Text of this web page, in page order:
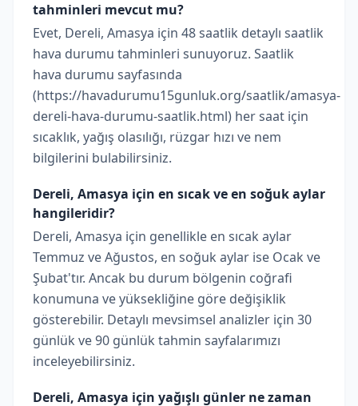
tahminleri mevcut mu?
Evet, Dereli, Amasya için 48 saatlik detaylı saatlik
hava durumu tahminleri sunuyoruz. Saatlik
hava durumu sayfasında
(https://havadurumu15gunluk.org/saatlik/amasya-
dereli-hava-durumu-saatlik.html) her saat için
sıcaklık, yağış olasılığı, rüzgar hızı ve nem
bilgilerini bulabilirsiniz.
Dereli, Amasya için en sıcak ve en soğuk aylar
hangileridir?
Dereli, Amasya için genellikle en sıcak aylar
Temmuz ve Ağustos, en soğuk aylar ise Ocak ve
Şubat'tır. Ancak bu durum bölgenin coğrafi
konumuna ve yüksekliğine göre değişiklik
gösterebilir. Detaylı mevsimsel analizler için 30
günlük ve 90 günlük tahmin sayfalarımızı
inceleyebilirsiniz.
Dereli, Amasya için yağışlı günler ne zaman